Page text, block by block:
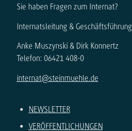
Sie haben Fragen zum Internat?
Internatsleitung & Geschäftsführung
Anke Muszynski & Dirk Konnertz
Telefon: 06421 408-0
internat@steinmuehle.de
NEWSLETTER
VERÖFFENTLICHUNGEN